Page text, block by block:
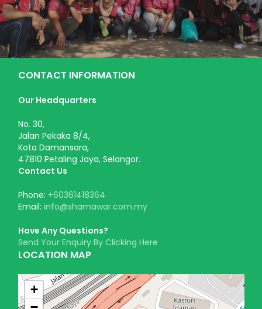
CONTACT INFORMATION
Our Headquarters
No. 30,
Jalan Pekaka 8/4,
Kota Damansara,
47810 Petaling Jaya, Selangor.
Contact Us
Phone: +60361418364
Email: info@shamawar.com.my
Have Any Questions?
Send Your Enquiry By Clicking Here
LOCATION MAP
+